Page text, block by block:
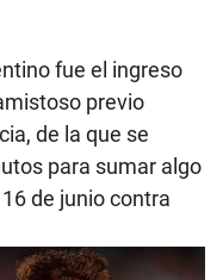
fue el ingreso
previo
de la que se
para sumar algo
de junio contra